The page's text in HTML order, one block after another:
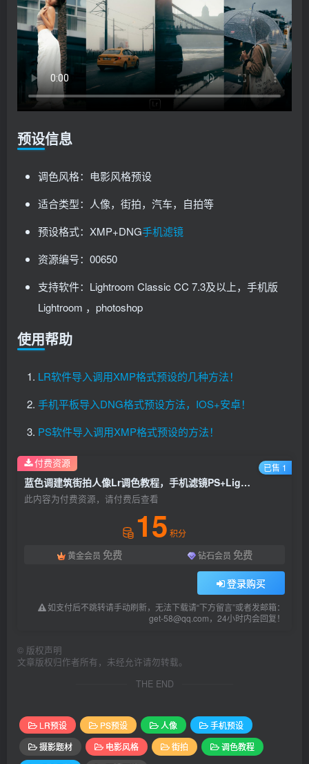
预设信息
调色风格：电影风格预设
适合类型：人像，街拍，汽车，自拍等
预设格式：XMP+DNG手机滤镜
资源编号：00650
支持软件：Lightroom Classic CC 7.3及以上，手机版
Lightroom ，photoshop
使用帮助
LR软件导入调用XMP格式预设的几种方法！
手机平板导入DNG格式预设方法，IOS+安卓！
PS软件导入调用XMP格式预设的方法！
蓝色调建筑街拍人像Lr调色教程，手机滤镜PS+Lightroom预设下载！
此内容为付费资源，请付费后查看
15 积分
黄金会员 免费 钻石会员 免费
登录购买
如支付后不跳转请手动刷新，无法下载请“下方留言”或者发邮箱：
get-58@qq.com，24小时内会回复！
付费资源 已售 1
© 版权声明
文章版权归作者所有，未经允许请勿转载。
THE END
LR预设 PS预设 人像
手机预设
摄影题材
电影风格 街拍
调色教程